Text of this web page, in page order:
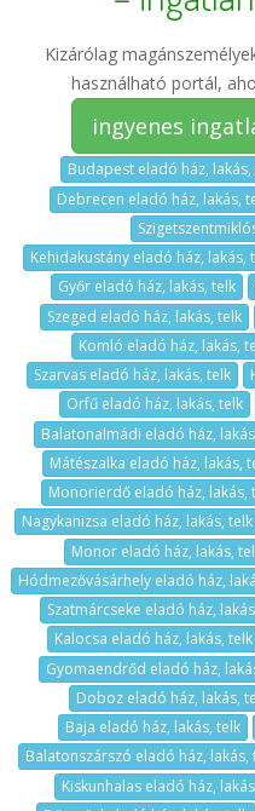
Kizárólag
használható portál,
ingyenes
Budapest eladó ház, lakás,
Debrecen eladó ház, lakás,
Kehidakustány eladó ház, lakás,
Győr eladó ház, lakás, telk
Szeged eladó ház, lakás, telk
Komló eladó ház, lakás,
Szarvas eladó ház, lakás, telk
Orfű eladó ház, lakás, telk
Balatonalmádi eladó ház,
Mátészalka eladó ház, lakás,
Monorierdő eladó ház, lakás,
Nagykanizsa eladó ház, lakás, telk
Monor eladó ház, lakás,
Hódmezővásárhely eladó ház,
Szatmárcseke eladó ház,
Kalocsa eladó ház, lakás, telk
Gyomaendrőd eladó ház,
Doboz eladó ház, lakás,
Baja eladó ház, lakás, telk
Balatonszárszó eladó ház, lakás,
Kiskunhalas eladó ház,